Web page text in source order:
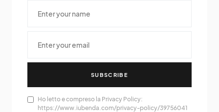
SUBSCRIBE
Ho letto e compreso la Privacy Policy:
https://www.iubenda.com/privacy-policy/39756041